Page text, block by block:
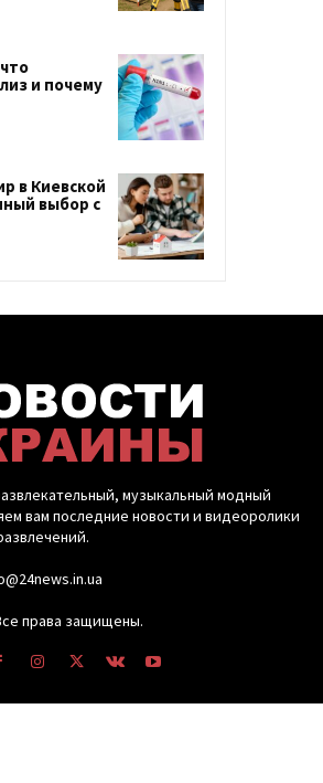
и почему
в Киевской
выбор с
музыкальный модный
вам последние новости и видеоролики
права защищены.